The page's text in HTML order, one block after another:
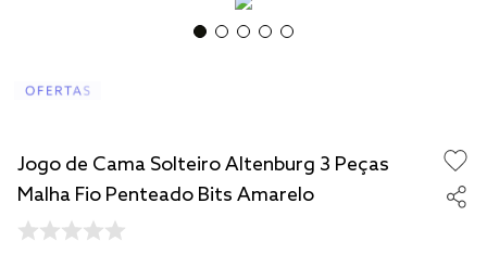
Jogo de Cama Solteiro Altenburg 3 Peças
Malha Fio Penteado Bits Amarelo
edredom
travesseiro